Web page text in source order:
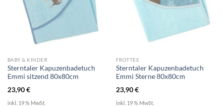
BABY & KINDER
Sterntaler Kapuzenbadetuch
Emmi sitzend 80x80cm
23,90€
inkl. 19 % MwSt.
FROTTEE
Sterntaler Kapuzenbadetuch
Emmi Sterne 80x80cm
23,90€
inkl. 19 % MwSt.